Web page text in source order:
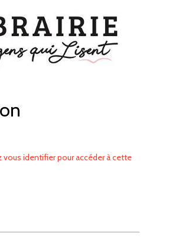
vous identifier pour accéder à cette